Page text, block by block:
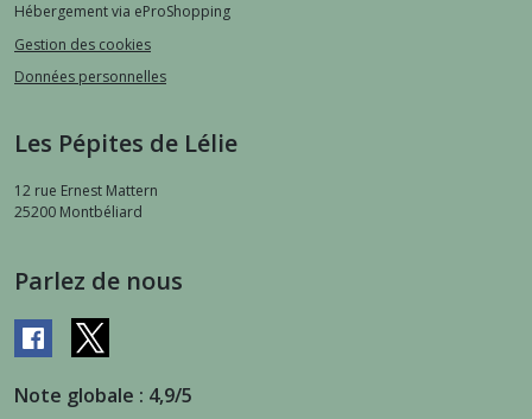
Hébergement via eProShopping
Gestion des cookies
Données personnelles
Les Pépites de Lélie
12 rue Ernest Mattern
25200 Montbéliard
Parlez de nous
Note globale : 4,9/5